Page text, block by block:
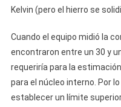
Kelvin (pero el hierro se
Cuando el equipo midió la
encontraron entre un 30 y
requeriría para la
para el núcleo interno. Por
establecer un límite